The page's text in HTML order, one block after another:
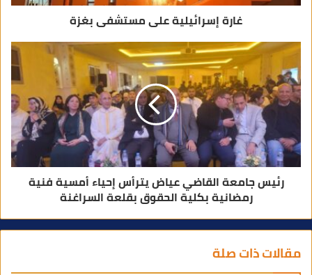
غارة إسرائيلية على مستشفى بغزة
رئيس جامعة القاضي عياض يترأس إحياء أمسية فنية
رمضانية بكلية الحقوق بقلعة السراغنة
مقالات ذات صلة